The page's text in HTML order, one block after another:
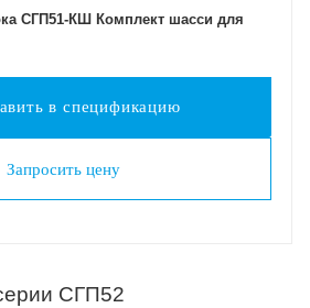
СГП51-КШ Комплект шасси для
в спецификацию
Запросить цену
СГП52